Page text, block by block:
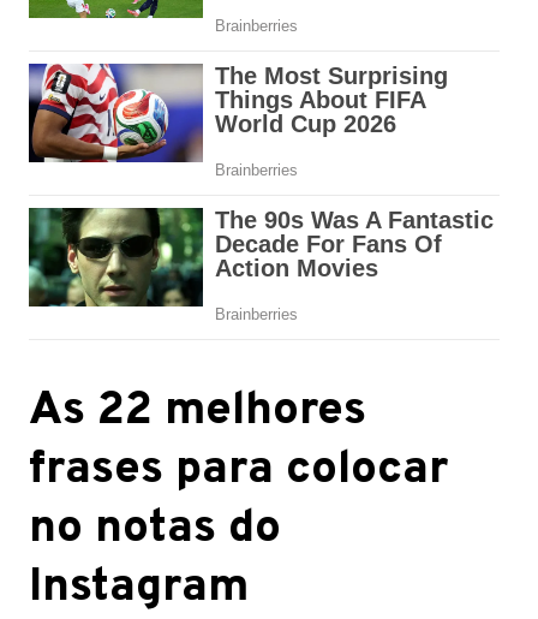
As 22 melhores
frases para colocar
no notas do
Instagram